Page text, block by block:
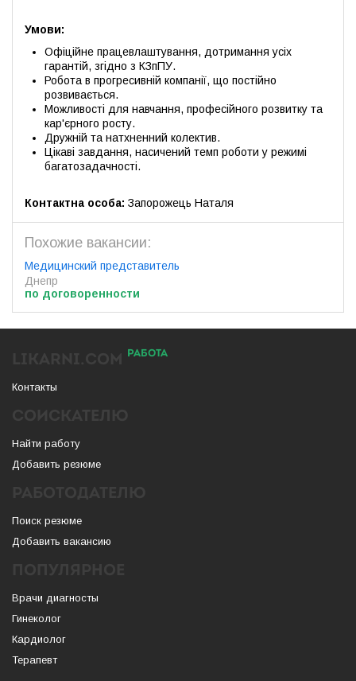
Умови:
Офіційне працевлаштування, дотримання усіх
гарантій, згідно з КЗпПУ.
Робота в прогресивній компанії, що постійно
розвивається.
Можливості для навчання, професійного розвитку та
кар'єрного росту.
Дружній та натхненний колектив.
Цікаві завдання, насичений темп роботи у режимі
багатозадачності.
Контактна особа: Запорожець Наталя
Похожие вакансии:
Медицинский представитель
Днепр
по договоренности
РАБОТА
Контакты
Найти работу
Добавить резюме
Поиск резюме
Добавить вакансию
Врачи диагносты
Гинеколог
Кардиолог
Терапевт